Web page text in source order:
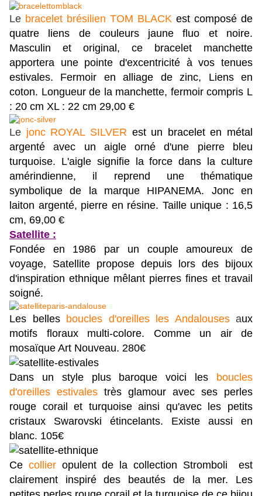
Le bracelet brésilien TOM BLACK est composé de
quatre liens de couleurs jaune fluo et noire.
Masculin et original, ce bracelet manchette
apportera une pointe d'excentricité à vos tenues
estivales. Fermoir en alliage de zinc, Liens en
coton. Longueur de la manchette, fermoir compris L
: 20 cm XL : 22 cm 29,00 €
Le jonc ROYAL SILVER est un bracelet en métal
argenté avec un aigle orné d'une pierre bleu
turquoise. L'aigle signifie la force dans la culture
amérindienne, il reprend une thématique
symbolique de la marque HIPANEMA. Jonc en
laiton argenté, pierre en résine. Taille unique : 16,5
cm, 69,00 €
Satellite :
Fondée en 1986 par un couple amoureux de
voyage, Satellite propose depuis lors des bijoux
d'inspiration ethnique mêlant pierres fines et travail
soigné.
Les belles boucles d'oreilles les Andalousesaux
motifs floraux multi-colore. Comme un air de
mosaïque Art Nouveau. 280€
Dans un style plus baroque voici les
boucles
d'oreilles estivales très glamour avec ses perles
rouge corail et turquoise ainsi qu'avec les petits
cristaux Swarovski étincelants. Existe aussi en
blanc. 105€
Ce collieropulent de la collection Stromboli est
clairement inspiré des beautés de la mer. Les